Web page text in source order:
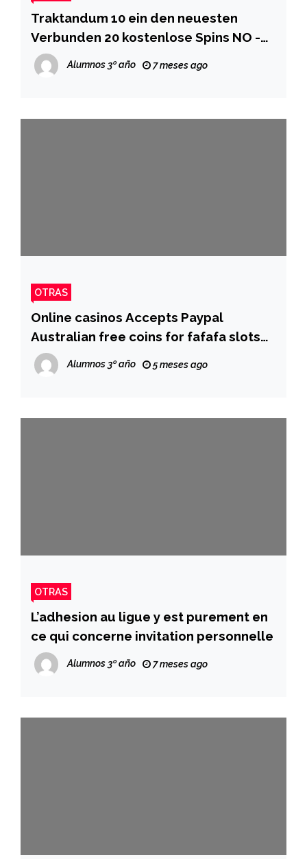
Traktandum 10 ein den neuesten
Verbunden 20 kostenlose Spins NO -
Einzahlung 2026 Casinos 2024 � Beste
Versorger inoffizieller mitarbeiter Test
Alumnos 3º año 7 meses ago
OTRAS
Online casinos Accepts Paypal
Australian free coins for fafafa slots
continent 2024 Paypal Video game
Alumnos 3º año 5 meses ago
OTRAS
L’adhesion au ligue y est purement en
ce qui concerne invitation personnelle
Alumnos 3º año 7 meses ago